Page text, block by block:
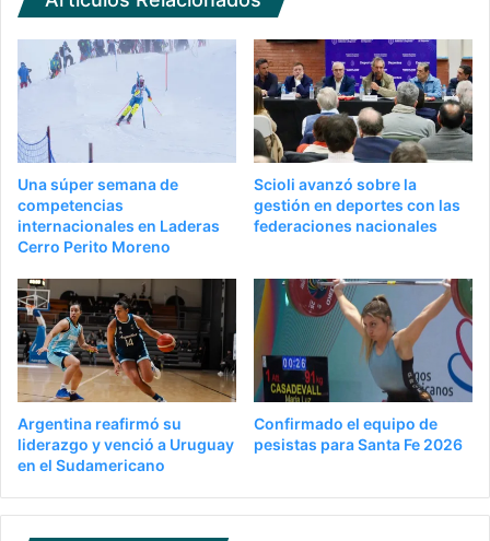
Una súper semana de
competencias
internacionales en Laderas
Cerro Perito Moreno
Scioli avanzó sobre la
gestión en deportes con las
federaciones nacionales
Argentina reafirmó su
liderazgo y venció a Uruguay
en el Sudamericano
Confirmado el equipo de
pesistas para Santa Fe 2026